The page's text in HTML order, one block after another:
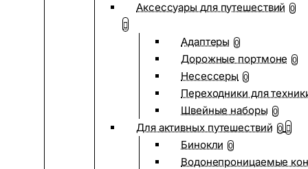
Аксессуары для путешествий 0
Адаптеры 0
Дорожные портмоне 0
Несессеры 0
Переходники для
Швейные наборы 0
Для активных путешествий 0
Бинокли 0
Водонепроницаемые